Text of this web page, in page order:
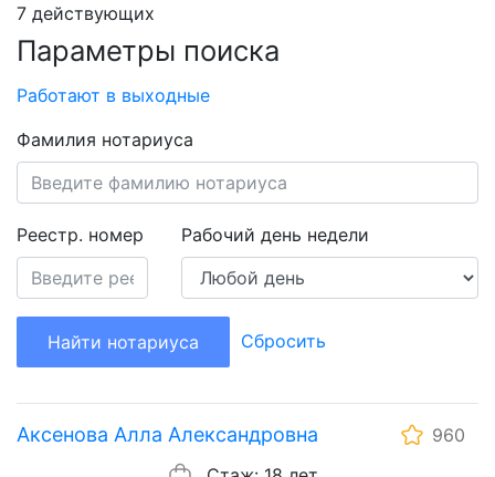
7 действующих
Параметры поиска
Работают в выходные
Фамилия нотариуса
Реестр. номер Рабочий день недели
Найти нотариуса Сбросить
Аксенова Алла Александровна
960